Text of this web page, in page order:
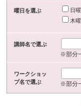
曜日を選ぶ 日
木
講師名で選ぶ
※部分
ワークショッ
プ名で選ぶ
※部分